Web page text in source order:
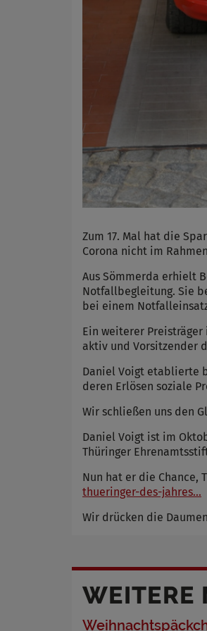
Zum 17. Mal hat die
Corona nicht im
Aus Sömmerda erhielt
Notfallbegleitung. Sie
bei einem
Ein weiterer
aktiv und Vorsitzender
Daniel Voigt etablierte
deren Erlösen soziale
Wir schließen uns den
Daniel Voigt ist im
Thüringer
Nun hat er die Chance,
thueringer-des-jahres...
Wir drücken die
WEITERE